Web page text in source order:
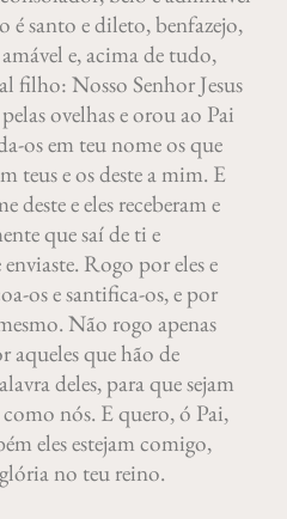
santo e dileto, benfazejo,
e, acima de tudo,
filho: Nosso Senhor Jesus
ovelhas e orou ao Pai
os em teu nome os que
teus e os deste a mim. E
deste e eles receberam e
que saí de ti e
Rogo por eles e
os e santifica-os, e por
Não rogo apenas
aqueles que hão de
deles, para que sejam
nós. E quero, ó Pai,
eles estejam comigo,
no teu reino.